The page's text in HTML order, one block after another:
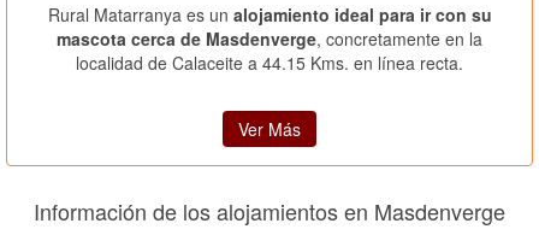
Rural Matarranya es un alojamiento ideal para ir con su
mascota cerca de Masdenverge, concretamente en la
localidad de Calaceite a 44.15 Kms. en línea recta.
Ver Más
Información de los alojamientos en Masdenverge